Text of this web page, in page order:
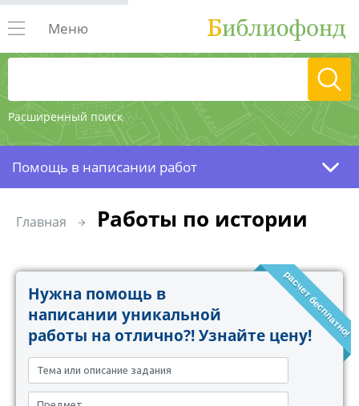
Расширенный поиск
Меню
Помощь в написании работ
Главная Работы по истории
расчет бесплатно!
Нужна помощь в
написании уникальной
работы на отлично?! Узнайте цену!